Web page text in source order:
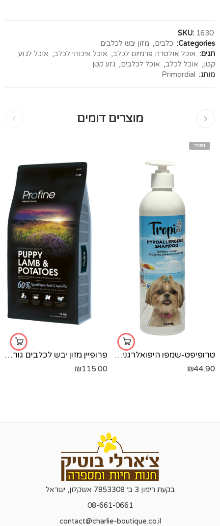
SKU: 1630
Categories:
כלבים, מזון יבש לכלבים
תגים: אוכל אולטרה פרמיום לכלב, אוכל איכותי לכלב, אוכל לגזע
קטן, אוכל לכלב, אוכל לכלבים, גזע קטן
מותג:
Primordial
מוצרים דומים
נמכר
טרופיפט-שמפו היפואלרגני-500 מל'
₪44.90
פרופיין מזון יבש לכלבים גורים- כבש ותפוח אדמה - 3 ק"ג
₪115.00
בקעת רימון 3 ב׳ 7853308 אשקלון, ישראל
08-661-0661
contact@charlie-boutique.co.il